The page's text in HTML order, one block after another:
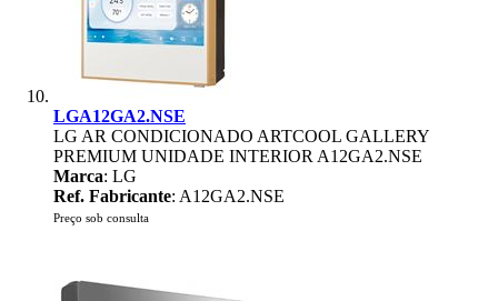
LGA12GA2.NSE
LG AR CONDICIONADO ARTCOOL GALLERY
PREMIUM UNIDADE INTERIOR A12GA2.NSE
Marca: LG
Ref. Fabricante: A12GA2.NSE
Preço sob consulta